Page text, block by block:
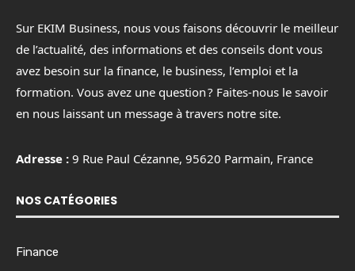
Sur EKIM Business, nous vous faisons découvrir le meilleur
de l’actualité, des informations et des conseils dont vous
avez besoin sur la finance, le business, l’emploi et la
formation. Vous avez une question ? Faites-nous le savoir
en nous laissant un message à travers notre site.
Adresse : 9 Rue Paul Cézanne, 95620 Parmain, France
NOS CATÉGORIES
Finance